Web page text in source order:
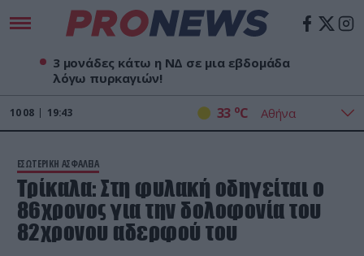
3 μονάδες κάτω η ΝΔ σε μια εβδομάδα
λόγω πυρκαγιών!
10 08 19:43 33 oC
ΕΣΩΤΕΡΙΚΗ ΑΣΦΑΛΕΙΑ
Τρίκαλα: Στη φυλακή οδηγείται ο
86χρονος για την δολοφονία του
82χρονου αδερφού του